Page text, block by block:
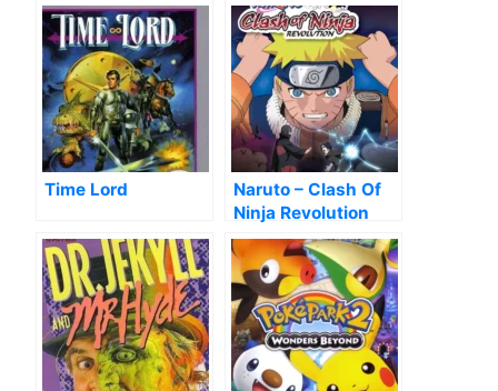
Time Lord
Naruto – Clash Of
Ninja Revolution